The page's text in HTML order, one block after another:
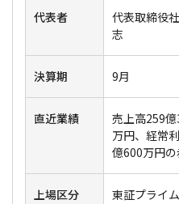
代表者
代表取締役
志
決算期 9月
直近業績
売上高259
万円、経常
億600万円の
上場区分 東証プライム